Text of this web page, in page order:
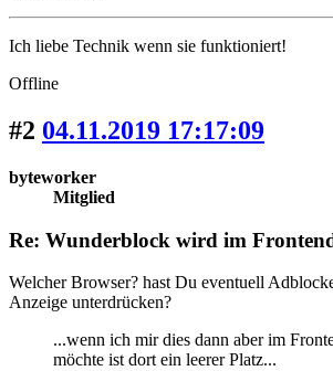
Ich liebe Technik wenn sie funktioniert!
Offline
#2 04.11.2019 17:17:09
byteworker
Mitglied
Re: Wunderblock wird im
Welcher Browser? hast Du eventuell
Anzeige unterdrücken?
...wenn ich mir dies dann aber im
möchte ist dort ein leerer Platz...